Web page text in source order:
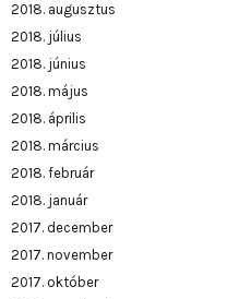
2018. augusztus
2018. július
2018. június
2018. május
2018. április
2018. március
2018. február
2018. január
2017. december
2017. november
2017. október